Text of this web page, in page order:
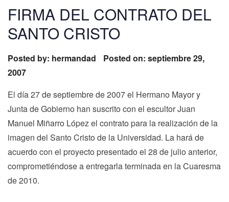
FIRMA DEL CONTRATO DEL
SANTO CRISTO
Posted by: hermandad
Posted on: septiembre 29,
2007
El día 27 de septiembre de 2007 el Hermano Mayor y
Junta de Gobierno han suscrito con el escultor Juan
Manuel Miñarro López el contrato para la realización de la
imagen del Santo Cristo de la Universidad. La hará de
acuerdo con el proyecto presentado el 28 de julio anterior,
comprometiéndose a entregarla terminada en la Cuaresma
de 2010.